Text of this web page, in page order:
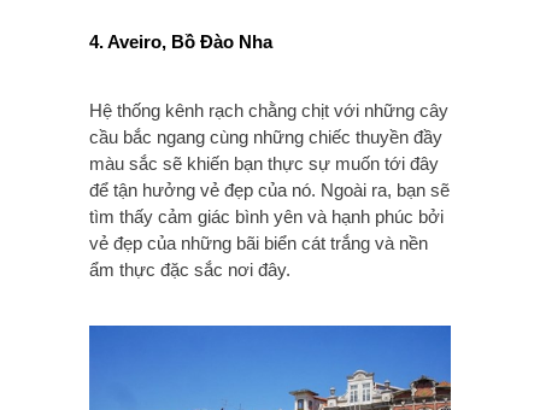
4. Aveiro, Bồ Đào Nha
Hệ thống kênh rạch chằng chịt với những cây
cầu bắc ngang cùng những chiếc thuyền đầy
màu sắc sẽ khiến bạn thực sự muốn tới đây
để tận hưởng vẻ đẹp của nó. Ngoài ra, bạn sẽ
tìm thấy cảm giác bình yên và hạnh phúc bởi
vẻ đẹp của những bãi biển cát trắng và nền
ẩm thực đặc sắc nơi đây.